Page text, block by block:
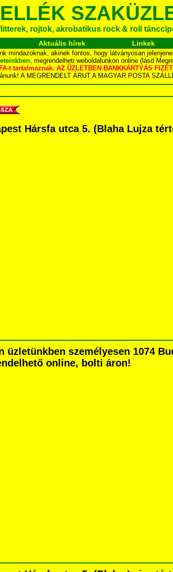
rojtok, akrobatikus rock & roll
Aktuális hírek Linkek
mindazoknak, akinek fontos, hogy látványosan
, megrendelheti weboldalunkon online (lásd
t tartalmaznak. AZ ÜZLETBEN BANKKÁRTYÁS
A MEGRENDELT ÁRUT A MAGYAR POSTA
Hársfa utca 5. (Blaha Lujza
személyesen 1074
online, bolti áron!